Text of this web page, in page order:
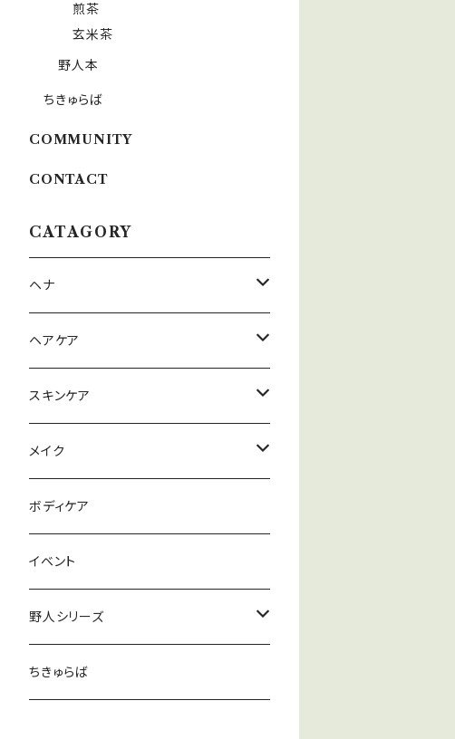
煎茶
玄米茶
野人本
ちきゅらば
COMMUNITY
CONTACT
CATAGORY
ヘナ
ハナヘナナチュラル
ハナヘナハーバルブラウン
ハナヘナマホガニー
セルフヘナアイテム
ヘアケア
シャンプー
リンス
トリートメント
ワックス
スキンケア
メイク落とし
洗顔
パック
化粧水
クリーム
メイク
ファンデーション
リップ
ボディケア
イベント
野人シリーズ
むー塩
ちきゅらば